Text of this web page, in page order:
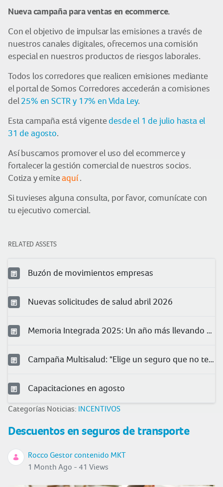
Nueva campaña para ventas en ecommerce.
Con el objetivo de impulsar las emisiones a través de
nuestros canales digitales, ofrecemos una comisión
especial en nuestros productos de riesgos laborales.
Todos los corredores que realicen emisiones mediante
el portal de Somos Corredores accederán a comisiones
del 25% en SCTR y 17% en Vida Ley.
Esta campaña está vigente desde el 1 de julio hasta el
31 de agosto.
Así buscamos promover el uso del ecommerce y
fortalecer la gestión comercial de nuestros socios.
Cotiza y emiteaquí .
Si tuvieses alguna consulta, por favor, comunícate con
tu ejecutivo comercial.
RELATED ASSETS
Buzón de movimientos empresas
Nuevas solicitudes de salud abril 2026
Memoria Integrada 2025: Un año más llevando protección a más peruanos
Campaña Multisalud: "Elige un seguro que no te quede chico"
Capacitaciones en agosto
Categorías Noticias: INCENTIVOS
Descuentos en seguros de transporte
Rocco Gestor contenido MKT
1 Month Ago - 41 Views